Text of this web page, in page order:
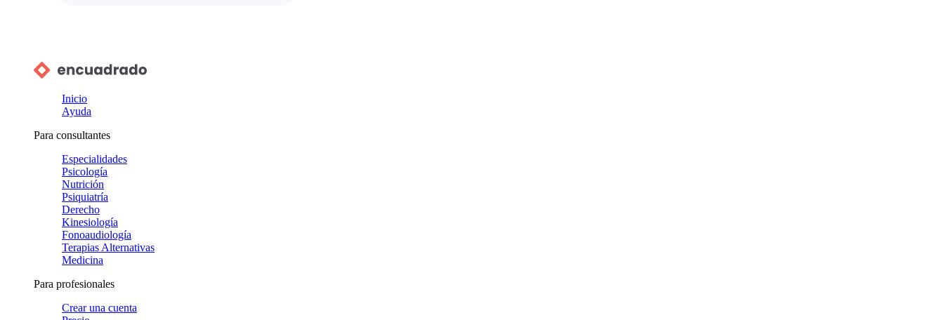
Inicio
Ayuda
Para consultantes
Especialidades
Psicología
Nutrición
Psiquiatría
Derecho
Kinesiología
Fonoaudiología
Terapias Alternativas
Medicina
Para profesionales
Crear una cuenta